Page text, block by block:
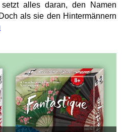
alles daran, den Namen
als sie den Hintermännern